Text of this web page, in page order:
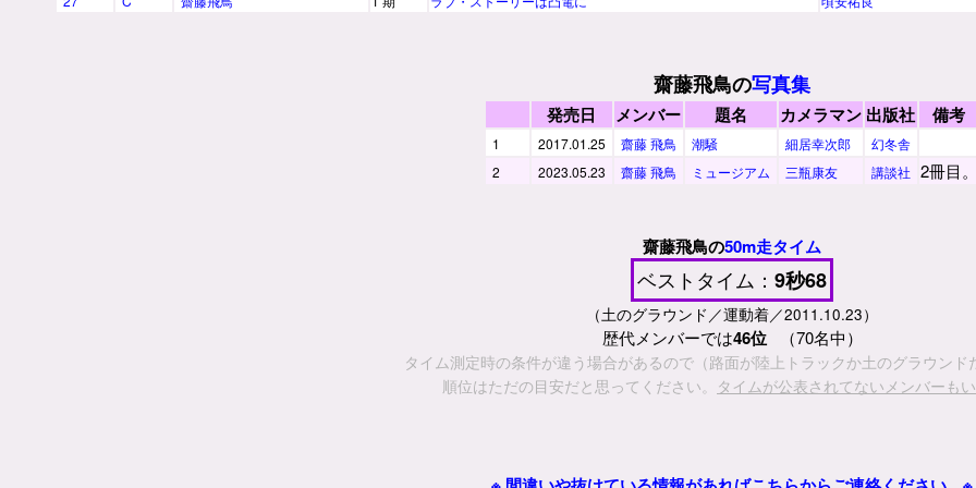
齋藤飛鳥の写真集
発売日 メンバー 題名 カメラマン 出版社 備考
1 2017.01.25 齋藤 飛鳥 潮騒 細居幸次郎
幻冬舎
2
2023.05.23 齋藤 飛鳥 ミュージアム 三瓶康友 講談社 2冊目。
齋藤飛鳥の50m走タイム
ベストタイム： 9秒68
（土のグラウンド／運動着／2011.10.23）
歴代メンバーでは46位（70名中）
タイム測定時の条件が違う場合があるので（路面が陸上トラックか土のグラウンド
順位はただの目安だと思ってください。
タイムが公表されてないメンバーもい